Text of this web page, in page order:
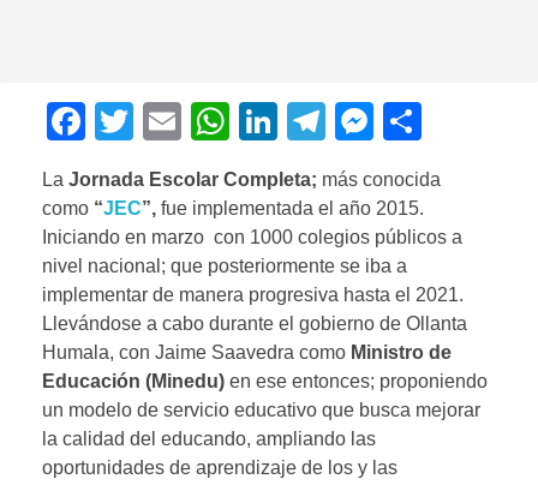
F
c
e
b
o
o
k
T
tt
er
E
ail
W
at
s
A
p
p
Li
k
e
dI
n
T
el
e
gr
a
m
M
ss
e
n
g
er
m
p
tir
La Jornada Escolar Completa; más conocida
como “JEC”, fue implementada el año 2015.
Iniciando en marzo con 1000 colegios públicos a
nivel nacional; que posteriormente se iba a
implementar de manera progresiva hasta el 2021.
Llevándose a cabo durante el gobierno de Ollanta
Humala, con Jaime Saavedra como Ministro de
Educación (Minedu) en ese entonces; proponiendo
un modelo de servicio educativo que busca mejorar
la calidad del educando, ampliando las
oportunidades de aprendizaje de los y las